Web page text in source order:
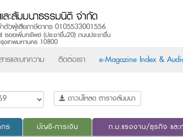
ารและบทความ ติดต่อเรา e-Magazine Index &
ดาวน์โหลด ตารางสัมมนา
ร บัญชี-การเงิน ก.ม.แรงงาน/ธุรกิจ แล